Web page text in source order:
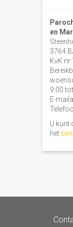
en
3764
KvK nr
9.00
E-
U kunt
het